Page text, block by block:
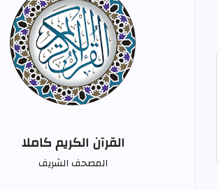
القرآن الكريم كاملا
المصحف الشريف